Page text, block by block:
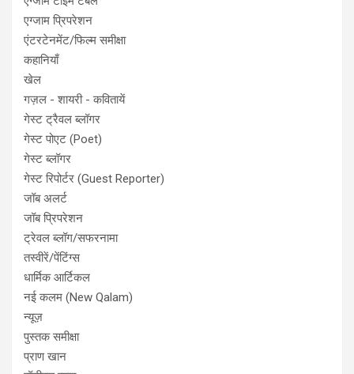
एग्जाम प्रिपरेशन
एंटरटेनमेंट/फिल्म समीक्षा
कहानियाँ
खेल
गज़ल - शायरी - कवितायें
गेस्ट ट्रैवल ब्लॉगर
गेस्ट पोएट (Poet)
गेस्ट ब्लॉगर
गेस्ट रिपोर्टर (Guest Reporter)
जॉब अलर्ट
जॉब प्रिपरेशन
ट्रेवल ब्लॉग/सफरनामा
तस्वीरें/पेंटिंग्स
धार्मिक आर्टिकल
नई कलम (New Qalam)
न्यूज़
पुस्तक समीक्षा
प्राण खान